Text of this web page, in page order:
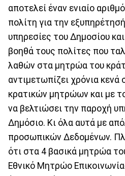
αποτελεί έναν ενιαίο
πολίτη για την
υπηρεσίες του Δημοσίου
βοηθά τους πολίτες που
λαθών στα μητρώα του
αντιμετωπίζει χρόνια κενά
κρατικών μητρώων και με
να βελτιώσει την παροχή
Δημόσιο. Κι όλα αυτά με
προσωπικών Δεδομένων.
ότι στα 4 βασικά μητρώα
Εθνικό Μητρώο